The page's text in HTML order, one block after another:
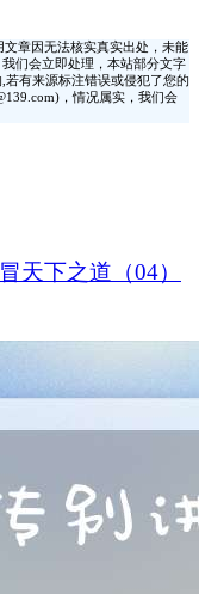
章因无法核实真实出处，未能
们会立即处理，本站部分文字
有来源标注错误或侵犯了您的
，情况属实，我们会
天下之道（04）